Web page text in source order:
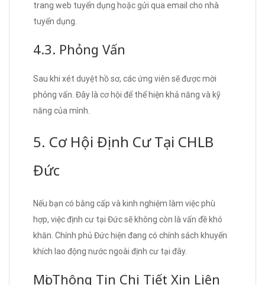
trang web tuyển dụng hoặc gửi qua email cho nhà
tuyển dụng.
4.3. Phỏng Vấn
Sau khi xét duyệt hồ sơ, các ứng viên sẽ được mời
phỏng vấn. Đây là cơ hội để thể hiện khả năng và kỹ
năng của mình.
5. Cơ Hội Định Cư Tại CHLB
Đức
Nếu bạn có bằng cấp và kinh nghiệm làm việc phù
hợp, việc định cư tại Đức sẽ không còn là vấn đề khó
khăn. Chính phủ Đức hiện đang có chính sách khuyến
khích lao động nước ngoài định cư tại đây.
Mọi Thông Tin Chi Tiết Xin Liên